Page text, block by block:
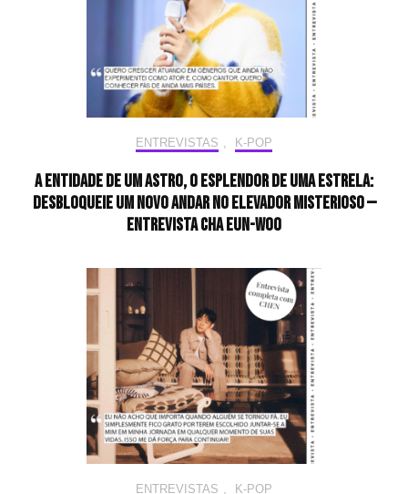
ENTREVISTAS , K-POP
A entidade de um astro, o esplendor de uma estrela:
desbloqueie um novo andar no elevador misterioso —
Entrevista CHA EUN-WOO
ENTREVISTAS , K-POP